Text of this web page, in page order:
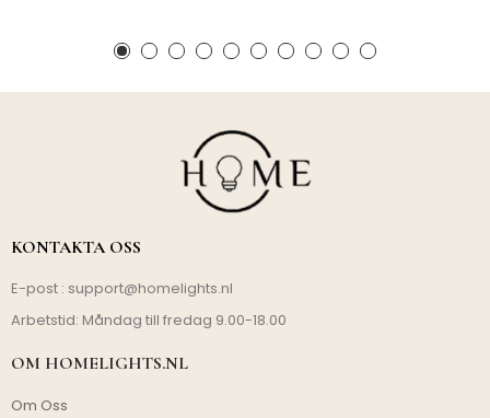
KONTAKTA OSS
E-post : support@homelights.nl
Arbetstid: Måndag till fredag 9.00-18.00
OM HOMELIGHTS.NL
Om Oss